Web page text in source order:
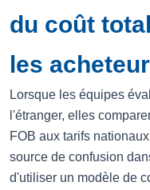
du coût
les
Lorsque les équipes
l'étranger, elles
FOB aux tarifs
source de confusion
d'utiliser un modèle de